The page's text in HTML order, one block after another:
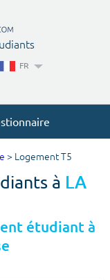
FR
> Logement T5
à LA
étudiant à